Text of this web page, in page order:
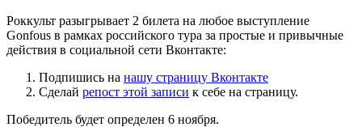
Роккульт разыгрывает 2 билета на любое выступление
Gonfous в рамках российского тура за простые и привычные
действия в социальной сети Вконтакте:
Подпишись на нашу страницу Вконтакте
Сделай репост этой записи к себе на страницу.
Победитель будет определен 6 ноября.